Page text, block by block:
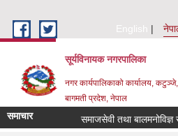
English
सूर्यविनायक नगरपालिका
नगर कार्यपालिकाको कार्यालय,
बागमती प्रदेश, नेपाल
समाचार समाजसेवी तथा बालमनोविज्ञ